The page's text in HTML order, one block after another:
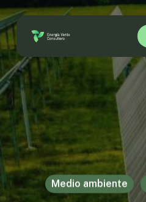
Skip
to
main
content
Medio ambiente